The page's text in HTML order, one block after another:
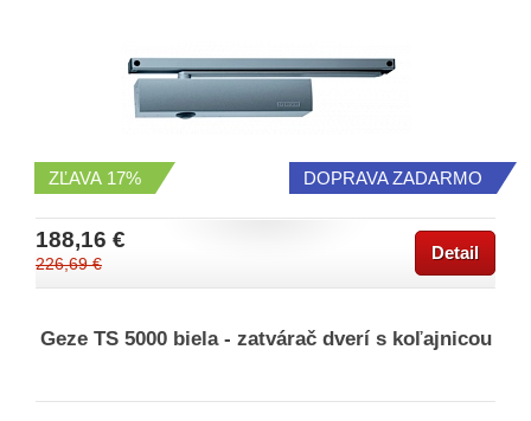
DOPRAVA ZADARMO
ZĽAVA 17%
188,16 €
226,69 €
Detail
Geze TS 5000 biela - zatvárač dverí s koľajnicou